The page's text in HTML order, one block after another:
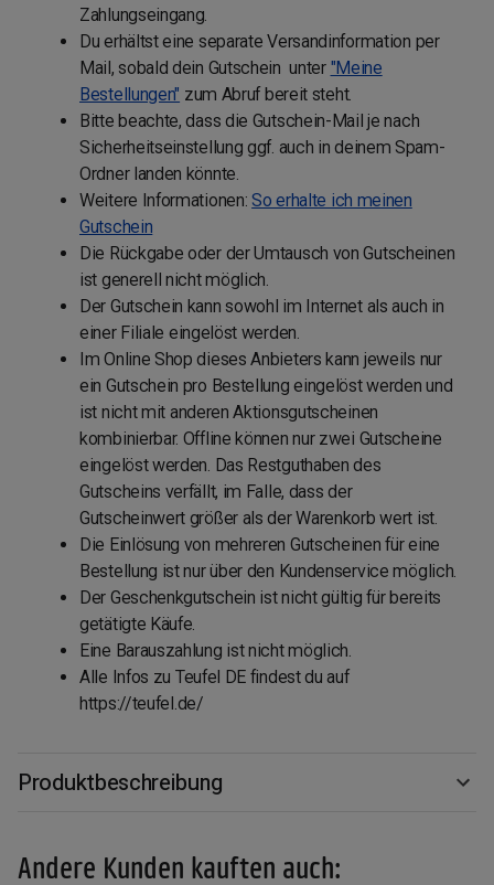
Zahlungseingang.
Du erhältst eine separate Versandinformation per
Mail, sobald dein Gutschein unter "Meine
Bestellungen" zum Abruf bereit steht.
Bitte beachte, dass die Gutschein-Mail je nach
Sicherheitseinstellung ggf. auch in deinem Spam-
Ordner landen könnte.
Weitere Informationen:So erhalte ich meinen
Gutschein
Die Rückgabe oder der Umtausch von Gutscheinen
ist generell nicht möglich.
Der Gutschein kann sowohl im Internet als auch in
einer Filiale eingelöst werden.
Im Online Shop dieses Anbieters kann jeweils nur
ein Gutschein pro Bestellung eingelöst werden und
ist nicht mit anderen Aktionsgutscheinen
kombinierbar. Offline können nur zwei Gutscheine
eingelöst werden. Das Restguthaben des
Gutscheins verfällt, im Falle, dass der
Gutscheinwert größer als der Warenkorb wert ist.
Die Einlösung von mehreren Gutscheinen für eine
Bestellung ist nur über den Kundenservice möglich.
Der Geschenkgutschein ist nicht gültig für bereits
getätigte Käufe.
Eine Barauszahlung ist nicht möglich.
Alle Infos zu Teufel DE findest du auf
https://teufel.de/
Produktbeschreibung
Andere Kunden kauften auch: